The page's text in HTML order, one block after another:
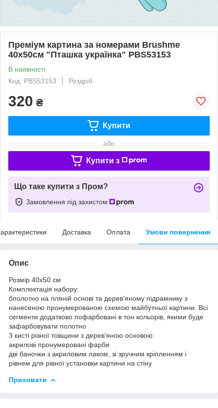
Преміум картина за номерами Brushme
40x50см "Пташка українка" PBS53153
В наявності
Код: PBS53153
Роздріб
320 ₴
Купити
або
Купити з
Що таке купити з Пром?
Замовлення під захистом
Доставка Оплата Умови повернення
Опис
Розмір 40x50 см
Комплектація набору:
бполотно на лляній основі та дерев'яному підрамнику з
нанесеною пронумерованою схемою майбутньої картини. Всі
сегменти додатково пофарбовані в тон кольорів, якими буде
зафарбовувати полотно
3 кисті різної товщини з дерев'яною основою
акрилові пронумеровані фарби
дві баночки з акриловим лаком, зі зручним кріпленням і
рівнем для рівної установки картини на стіну
Приховати